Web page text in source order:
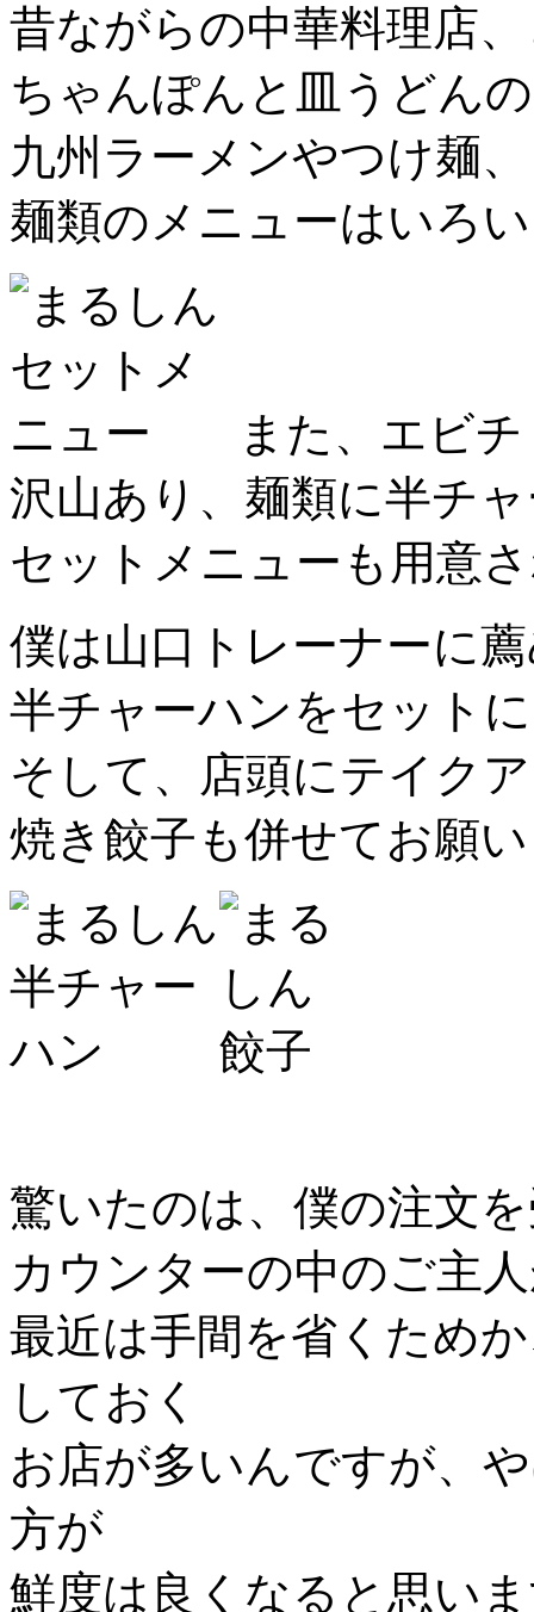
昔ながらの中華料理店
ちゃんぽんと皿うどん
九州ラーメンやつけ麺
麺類のメニューはいろ
また、エビ
沢山あり、麺類に半チ
セットメニューも用意
僕は山口トレーナーに
半チャーハンをセット
そして、店頭にテイク
焼き餃子も併せてお願
驚いたのは、僕の注文
カウンターの中のご主
最近は手間を省くため
しておく
お店が多いんですが、
方が
鮮度は良くなると思い